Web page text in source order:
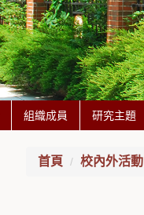
組織成員 研究主題
首頁 校內外活動